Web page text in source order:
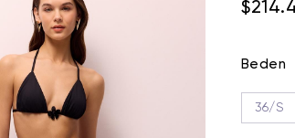
Beden
36/S